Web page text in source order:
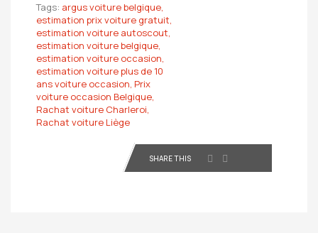
Tags: argus voiture belgique,
estimation prix voiture gratuit,
estimation voiture autoscout,
estimation voiture belgique,
estimation voiture occasion,
estimation voiture plus de 10
ans voiture occasion, Prix
voiture occasion Belgique,
Rachat voiture Charleroi,
Rachat voiture Liège
SHARE THIS